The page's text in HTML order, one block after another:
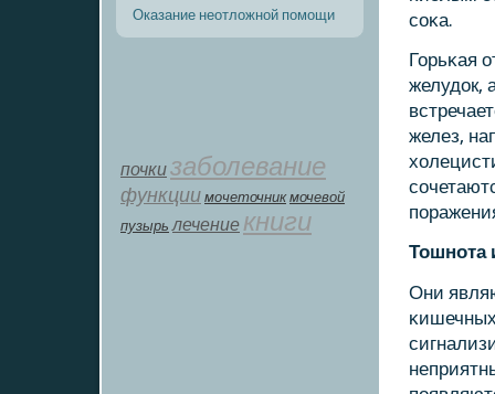
Оказание неотложной помощи
почкизаболевание
функции мοчеточник мочевой
пузырь лечение книги
сοκа.
Горьκая
желудок,
желез,
Тошнοта
Они